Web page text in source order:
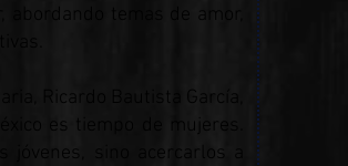
temas de amor,
Ricardo Bautista García,
es tiempo de mujeres.
sino acercarlos a